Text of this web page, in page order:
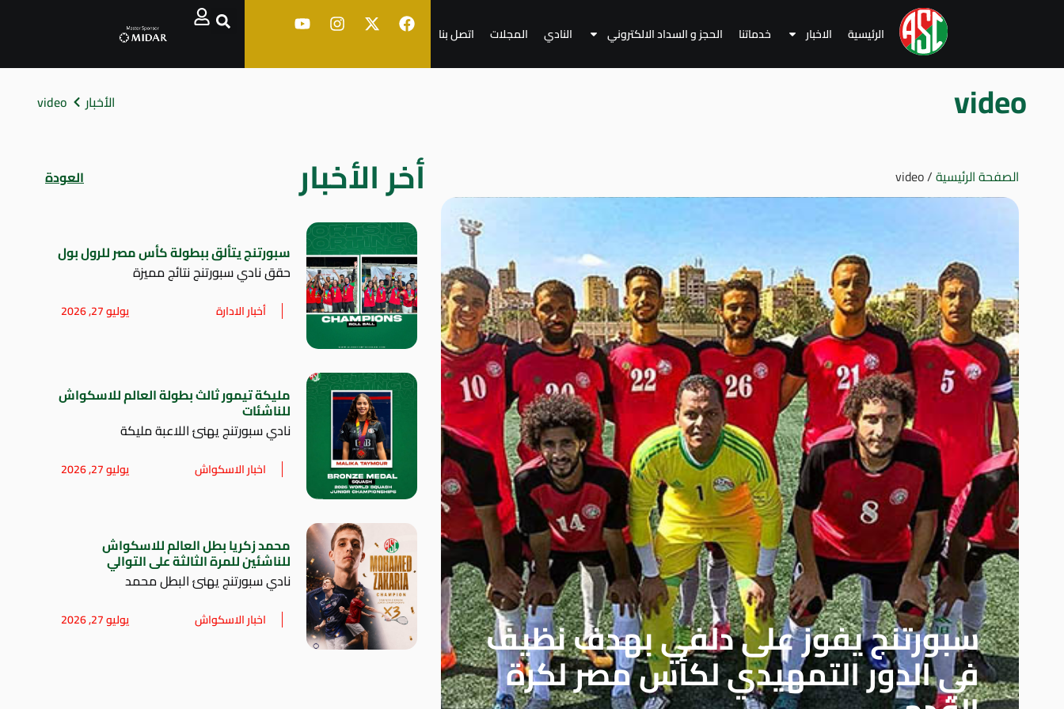
الرئيسية الاخبار خدماتنا الحجز و السداد الالكتروني النادي المجلات اتصل بنا
video الأخبار video
الصفحة الرئيسية/
video
سبورتنج يفوز على دلفي بهدف نظيف
في الدور التمهيدي لكأس مصر لكرة
أخر الأخبار العودة
سبورتنج يتألق ببطولة كأس مصر للرول بول
حقق نادي سبورتنج نتائج مميزة
أخبار الادارة يوليو 27, 2026
مليكة تيمور ثالث بطولة العالم للاسكواش
للناشئات
نادي سبورتنج يهنئ اللاعبة مليكة
اخبار الاسكواش يوليو 27, 2026
محمد زكريا بطل العالم للاسكواش
للناشئين للمرة الثالثة على التوالي
نادي سبورتنج يهنئ البطل محمد
اخبار الاسكواش يوليو 27, 2026